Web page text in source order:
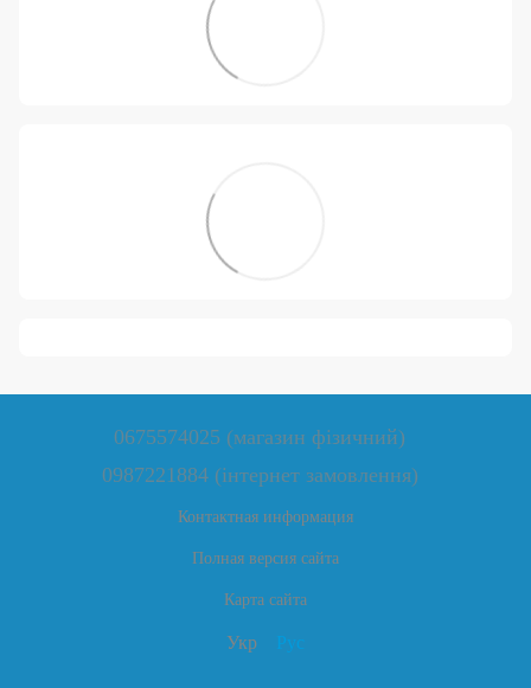
0675574025 (магазин фізичний)
0987221884 (інтернет замовлення)
Контактная информация
Полная версия сайта
Карта сайта
Укр Рус